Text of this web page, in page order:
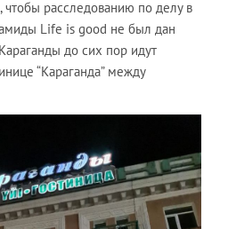
чтобы расследованию по делу в
Life is good не был дан
до сих пор идут
“Караганда” между